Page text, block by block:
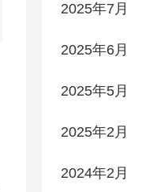
2025年7月
2025年6月
2025年5月
2025年2月
2024年2月